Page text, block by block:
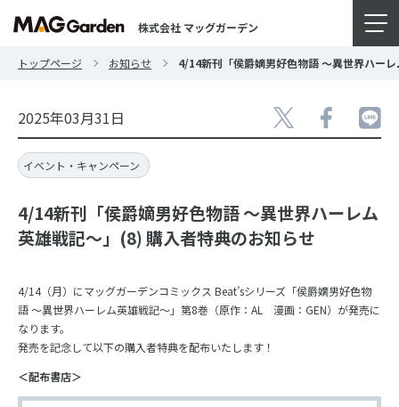
株式会社 マッグガーデン
トップページ お知らせ 4/14新刊「侯爵嫡男好色物語 ～異世界ハー
2025年03月31日
イベント・キャンペーン
4/14新刊「侯爵嫡男好色物語 ～異世界ハーレム
英雄戦記～」(8) 購入者特典のお知らせ
4/14（月）にマッグガーデンコミックス Beat’sシリーズ「侯爵嫡男好色物
語 ～異世界ハーレム英雄戦記～」第8巻（原作：AL 漫画：GEN）が発売に
なります。
発売を記念して以下の購入者特典を配布いたします！
＜配布書店＞